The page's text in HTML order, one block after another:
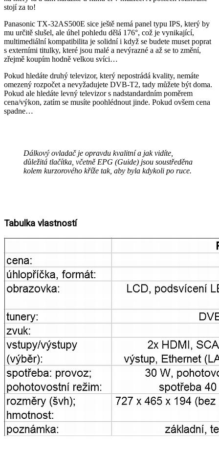
stojí za to!
Panasonic TX-32AS500E sice ještě nemá panel typu IPS, který by
mu určitě slušel, ale úhel pohledu dělá 176°, což je vynikající,
multimediální kompatibilita je solidní i když se budete muset poprat
s externími titulky, které jsou malé a nevýrazné a až se to změní,
zřejmě koupím hodně velkou svíci…
Pokud hledáte druhý televizor, který nepostrádá kvality, nemáte
omezený rozpočet a nevyžadujete DVB-T2, tady můžete být doma.
Pokud ale hledáte levný televizor s nadstandardním poměrem
cena/výkon, zatím se musíte poohlédnout jinde. Pokud ovšem cena
spadne…
Dálkový ovladač je opravdu kvalitní a jak vidíte,
důležitá tlačítka, včetně EPG (Guide) jsou soustředěna
kolem kurzorového kříže tak, aby byla kdykoli po ruce.
Tabulka vlastností